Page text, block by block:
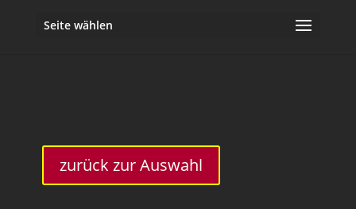
Seite wählen
zurück zur Auswahl